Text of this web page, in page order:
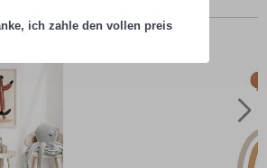
kauften auch
ich zahle den vollen preis